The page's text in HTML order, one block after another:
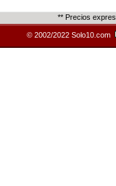
** Precios
© 2002/2022 Solo10.com